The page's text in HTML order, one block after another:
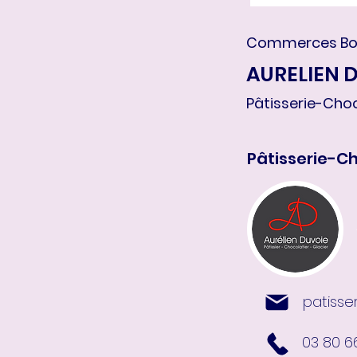
Commerces
AURELIEN
Pâtisserie-
Pâtisserie-
03 80